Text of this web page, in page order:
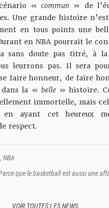
que le basketball est aussi une
« commun » de
Une grande histoire
en tous points une
en NBA pourrait le
sans doute pas titré, à
leurrons pas. Il sera
faire honneur, de faire
dans la « belle » histoire.
immortelle, mais
en ayant cet heureux
respect.
, NBA
VOIR TOUTES LES NEWS